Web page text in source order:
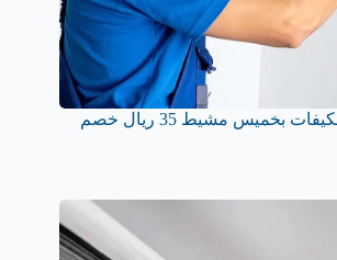
أفضل شركة تنظيف مكيفات بخميس مشيط 35 ريال خصم